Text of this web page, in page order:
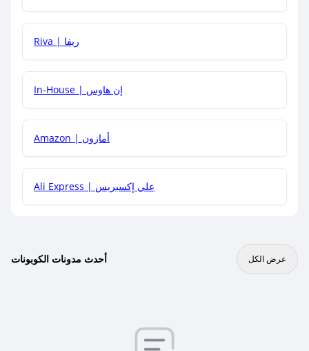
هل يمكنني جمع كود خصم مع العروض الأخرى؟
Riva | ريفا
In-House | إن هاوس
Amazon | أمازون
Ali Express | علي إكسبريس
أحدث مدونات الكوبونات عرض الكل